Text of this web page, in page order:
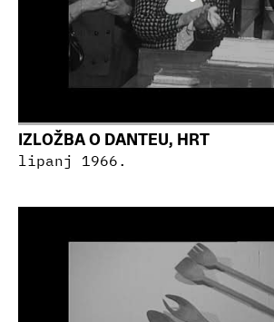
IZLOŽBA O DANTEU, HRT
lipanj 1966.